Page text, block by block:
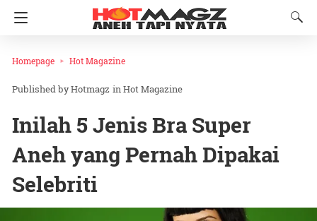
Homepage Hot Magazine
Hotmagz inHot Magazine
Inilah 5 Jenis Bra Super
Aneh yang Pernah Dipakai
Selebriti